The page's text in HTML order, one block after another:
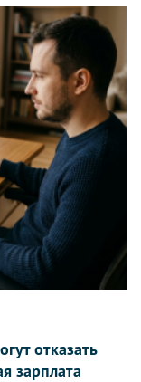
отказать
зарплата